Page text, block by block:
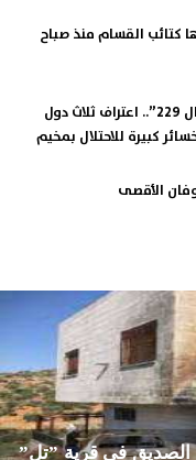
كتائب القسام منذ صباح
طوفان الأقصى ” اليوم ال 229”.. اعتراف ثلاث دول
كبيرة للاحتلال بمخيم
الأقصى
الصديق في قرية ”تل”